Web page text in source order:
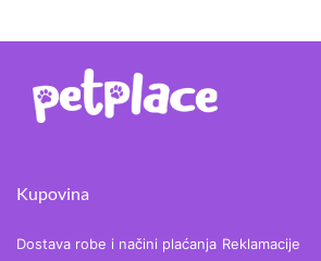
Kupovina
Dostava robe i načini plaćanja Reklamacije